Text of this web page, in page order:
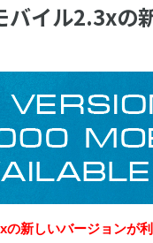
バイル2.3xの
の新しいバージョンが